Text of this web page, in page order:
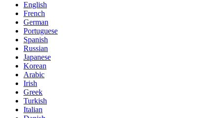
English
French
German
Portuguese
Spanish
Russian
Japanese
Korean
Arabic
Irish
Greek
Turkish
Italian